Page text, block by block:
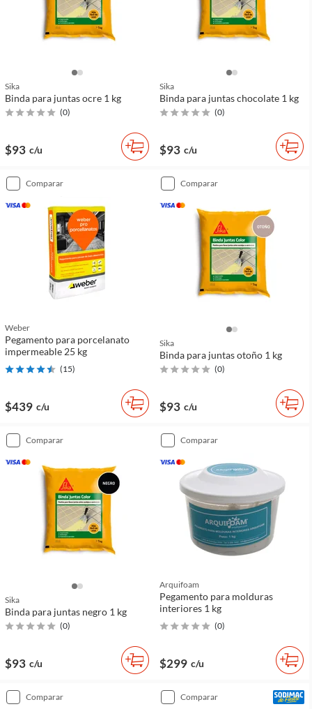
Sika
Binda para juntas ocre 1 kg
(0)
$93 c/u
Sika
Binda para juntas chocolate 1 kg
(0)
$93 c/u
comparar
Weber
Pegamento para porcelanato
impermeable 25 kg
(15)
$439 c/u
comparar
Sika
Binda para juntas otoño 1 kg
(0)
$93 c/u
comparar
Sika
Binda para juntas negro 1 kg
(0)
$93 c/u
comparar
Arquifoam
Pegamento para molduras
interiores 1 kg
(0)
$299 c/u
comparar comparar